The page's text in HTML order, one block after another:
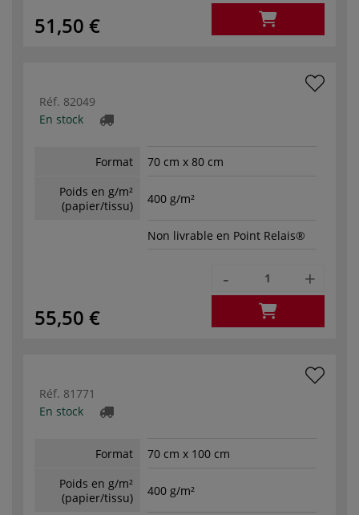
51,50 €
Réf. 82049
En stock
Format
70 cm x 80 cm
Poids en g/m²
(papier/tissu)
400 g/m²
Non livrable en Point Relais®
55,50 €
- +
Réf. 81771
En stock
Format
70 cm x 100 cm
Poids en g/m²
(papier/tissu)
400 g/m²